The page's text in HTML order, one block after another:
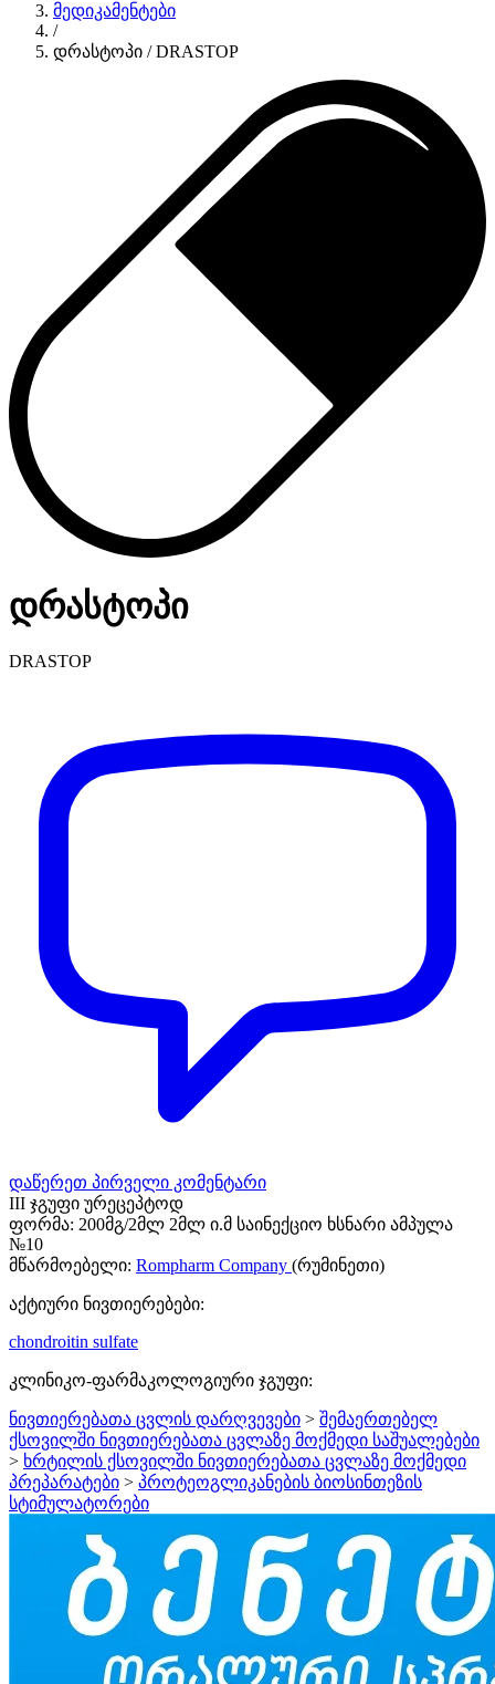
მედიკამენტები
/
დრასტოპი / DRASTOP
დრასტოპი
DRASTOP
დაწერეთ პირველი კომენტარი
III ჯგუფი ურეცეპტოდ
ფორმა: 200მგ/2მლ 2მლ ი.მ საინექციო ხსნარი ამპულა
№10
მწარმოებელი: Rompharm Company (რუმინეთი)
აქტიური ნივთიერებები:
chondroitin sulfate
კლინიკო-ფარმაკოლოგიური ჯგუფი:
ნივთიერებათა ცვლის დარღვევები > შემაერთებელ
ქსოვილში ნივთიერებათა ცვლაზე მოქმედი საშუალებები
> ხრტილის ქსოვილში ნივთიერებათა ცვლაზე მოქმედი
პრეპარატები > პროტეოგლიკანების ბიოსინთეზის
სტიმულატორები